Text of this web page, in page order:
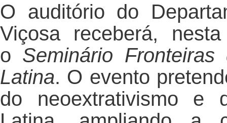
O auditório do
Viçosa receberá,
o Seminário
Latina. O evento
do neoextrativismo e